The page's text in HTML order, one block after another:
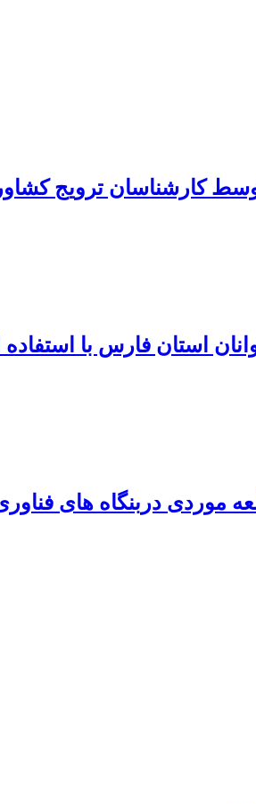
کارشناسان ترویج
استان فارس با
موردی دربنگاه های